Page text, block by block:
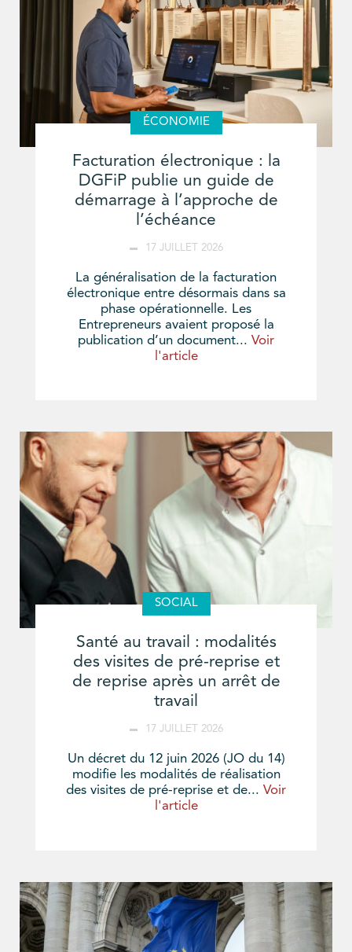
ÉCONOMIE
Facturation électronique : la
DGFiP publie un guide de
démarrage à l’approche de
l’échéance
17 JUILLET 2026
La généralisation de la facturation
électronique entre désormais dans sa
phase opérationnelle. Les
Entrepreneurs avaient proposé la
publication d’un document... Voir
l'article
SOCIAL
Santé au travail : modalités
des visites de pré-reprise et
de reprise après un arrêt de
travail
17 JUILLET 2026
Un décret du 12 juin 2026 (JO du 14)
modifie les modalités de réalisation
des visites de pré-reprise et de... Voir
l'article